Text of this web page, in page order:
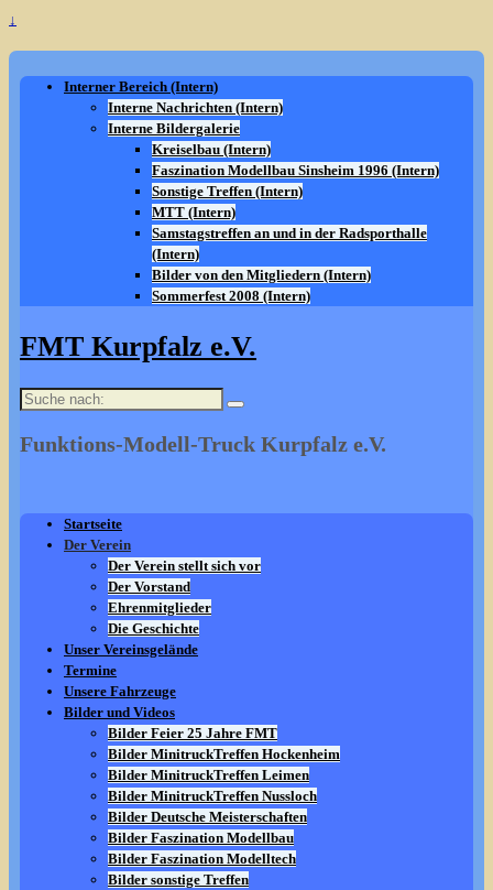
↓
Interner Bereich (Intern)
Interne Nachrichten (Intern)
Interne Bildergalerie
Kreiselbau (Intern)
Faszination Modellbau Sinsheim 1996 (Intern)
Sonstige Treffen (Intern)
MTT (Intern)
Samstagstreffen an und in der Radsporthalle
(Intern)
Bilder von den Mitgliedern (Intern)
Sommerfest 2008 (Intern)
FMT Kurpfalz e.V.
Suche
Funktions-Modell-Truck Kurpfalz e.V.
Startseite
Der Verein
Der Verein stellt sich vor
Der Vorstand
Ehrenmitglieder
Die Geschichte
Unser Vereinsgelände
Termine
Unsere Fahrzeuge
Bilder und Videos
Bilder Feier 25 Jahre FMT
Bilder MinitruckTreffen Hockenheim
Bilder MinitruckTreffen Leimen
Bilder MinitruckTreffen Nussloch
Bilder Deutsche Meisterschaften
Bilder Faszination Modellbau
Bilder Faszination Modelltech
Bilder sonstige Treffen